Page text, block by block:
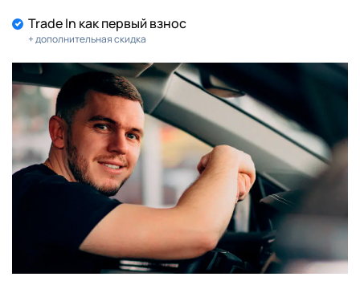
Trade In как первый взнос
+ дополнительная скидка